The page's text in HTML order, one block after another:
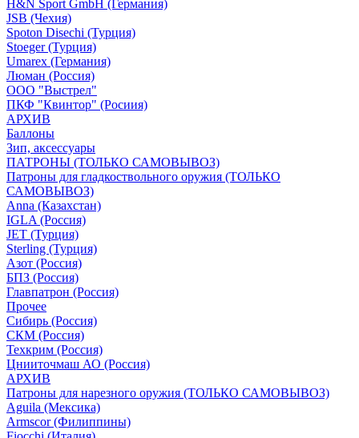
H&N Sport GmbH (Германия)
JSB (Чехия)
Spoton Disechi (Турция)
Stoeger (Турция)
Umarex (Германия)
Люман (Россия)
ООО "Выстрел"
ПКФ "Квинтор" (Росиия)
АРХИВ
Баллоны
Зип, аксессуары
ПАТРОНЫ (ТОЛЬКО САМОВЫВОЗ)
Патроны для гладкоствольного оружия (ТОЛЬКО
САМОВЫВОЗ)
Anna (Казахстан)
IGLA (Россия)
JET (Турция)
Sterling (Турция)
Азот (Россия)
БПЗ (Россия)
Главпатрон (Россия)
Прочее
Сибирь (Россия)
СКМ (Россия)
Техкрим (Россия)
Цнииточмаш АО (Россия)
АРХИВ
Патроны для нарезного оружия (ТОЛЬКО САМОВЫВОЗ)
Aguila (Мексика)
Armscor (Филиппины)